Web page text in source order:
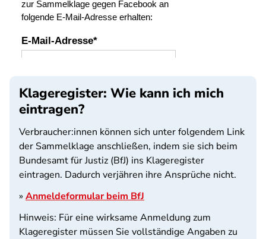
Klageregister: Wie kann ich mich
eintragen?
Verbraucher:innen können sich unter folgendem Link
der Sammelklage anschließen, indem sie sich beim
Bundesamt für Justiz (BfJ) ins Klageregister
eintragen. Dadurch verjähren ihre Ansprüche nicht.
» Anmeldeformular beim BfJ
Hinweis: Für eine wirksame Anmeldung zum
Klageregister müssen Sie vollständige Angaben zu